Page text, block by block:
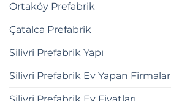
Ortaköy Prefabrik
Çatalca Prefabrik
Silivri Prefabrik Yapı
Silivri Prefabrik Ev Yapan Firmalar